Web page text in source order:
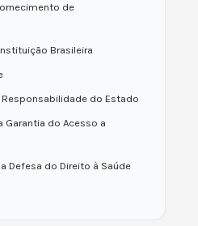
de
Brasileira
do Estado
Garantia do Acesso a
Defesa do Direito à Saúde